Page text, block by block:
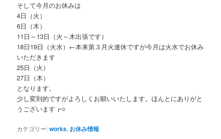
そして今月のお休みは
4日（火）
6日（木）
11日～13日（火～木出張です）
18日19日（火水）←本来第３月火連休ですが今月は火水でお休み
いただきます
25日（火）
27日（木）
となります。
少し変則的ですがよろしくお願いいたします。ほんとにありがと
うございます┏○
カテゴリー:works, お休み情報